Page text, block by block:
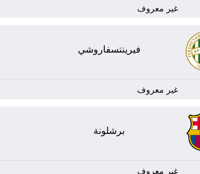
غير معروف
فيرينتسفاروشي
غير معروف
برشلونة
غير معروف